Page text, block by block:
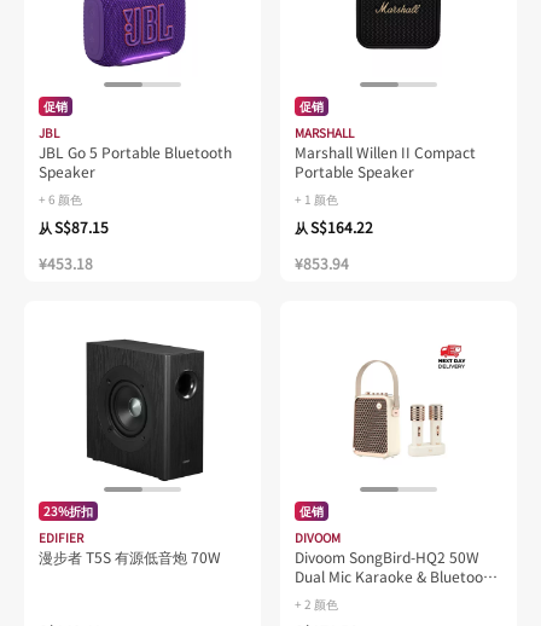
促销
JBL
JBL Go 5 Portable Bluetooth
Speaker
+ 6 颜色
从S$87.15
¥453.18
促销
MARSHALL
Marshall Willen II Compact
Portable Speaker
+ 1 颜色
从S$164.22
¥853.94
23%折扣
EDIFIER
漫步者 T5S 有源低音炮 70W
促销
DIVOOM
Divoom SongBird-HQ2 50W
Dual Mic Karaoke & Bluetooth
Speaker
+ 2 颜色